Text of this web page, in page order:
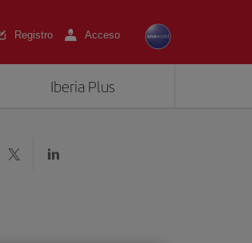
Registro Acceso
Iberia Plus